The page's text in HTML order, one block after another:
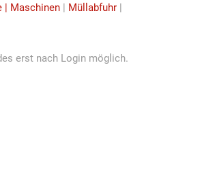
| Maschinen | Müllabfuhr |
erst nach Login möglich.